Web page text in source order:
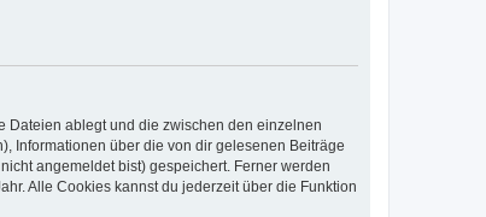
Dateien ablegt und die zwischen den einzelnen
Informationen über die von dir gelesenen Beiträge
angemeldet bist) gespeichert. Ferner werden
Alle Cookies kannst du jederzeit über die Funktion